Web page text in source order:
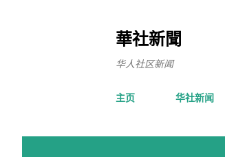
華社新聞
华人社区新闻
主页 华社新闻